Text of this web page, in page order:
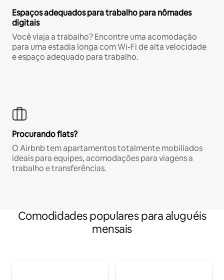
Espaços adequados para trabalho para nômades
digitais
Você viaja a trabalho? Encontre uma acomodação
para uma estadia longa com Wi-Fi de alta velocidade
e espaço adequado para trabalho.
Procurando flats?
O Airbnb tem apartamentos totalmente mobiliados
ideais para equipes, acomodações para viagens a
trabalho e transferências.
Comodidades populares para aluguéis
mensais